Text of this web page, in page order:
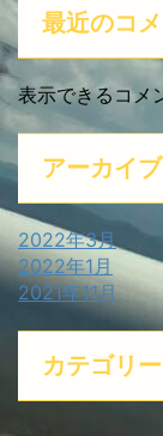
最近のコ
表示できるコメ
アーカイブ
2022年3月
2022年1月
2021年11月
カテゴリー